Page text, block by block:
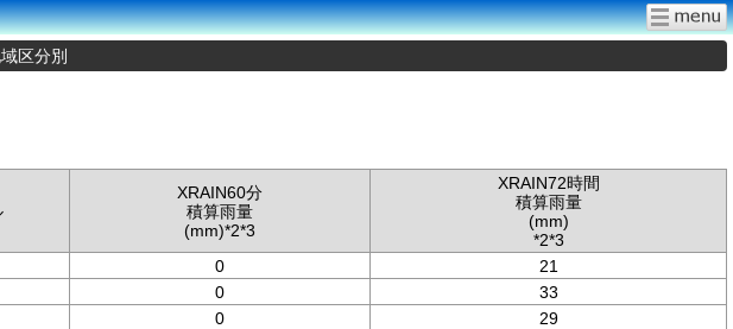
区分別
XRAIN60分
積算雨量
(mm)*2*3
XRAIN72時間
積算雨量
(mm)
*2*3
0
21
0
33
0
29